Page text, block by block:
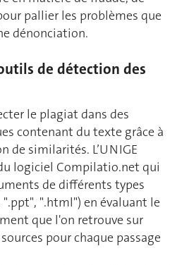
pallier les problèmes que
dénonciation.
de détection des
le plagiat dans des
contenant du texte grâce à
de similarités. L’UNIGE
logiciel Compilatio.net qui
de différents types
".ppt", ".html") en évaluant le
que l'on retrouve sur
pour chaque passage